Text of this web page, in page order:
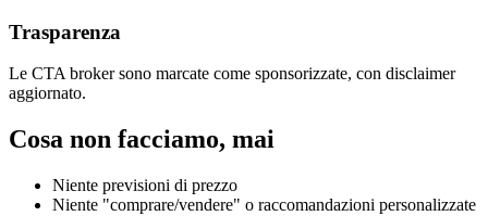
Trasparenza
Le CTA broker sono marcate come sponsorizzate, con disclaimer
aggiornato.
Cosa non facciamo, mai
Niente previsioni di prezzo
Niente "comprare/vendere" o raccomandazioni personalizzate